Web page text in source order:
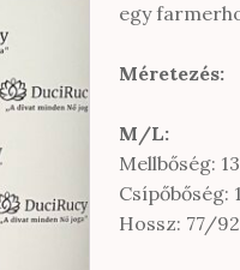
egy
Méretezés:
M/L:
Mellbőség:
Csípőbőség:
Hossz: 77/